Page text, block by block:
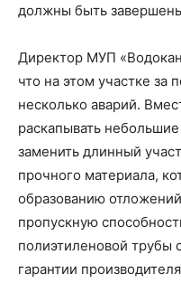
должны быть
Директор МУП
что на этом участке за
несколько аварий.
раскапывать
заменить длинный
прочного материала,
образованию
пропускную
полиэтиленовой трубы
гарантии